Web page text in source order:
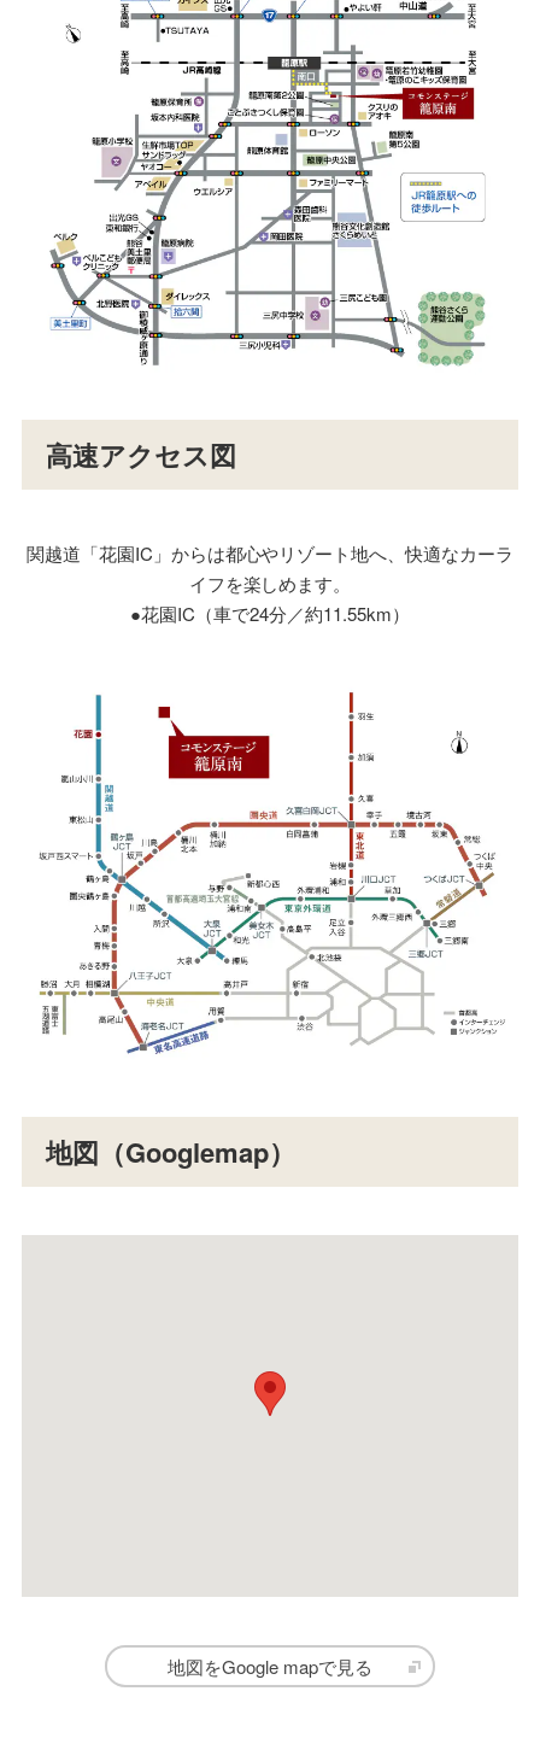
高速アクセス図
関越道「花園IC」からは都心やリゾート地へ、快適なカーラ
イフを楽しめます。
●花園IC（車で24分／約11.55km）
地図（Googlemap）
地図をGoogle mapで見る